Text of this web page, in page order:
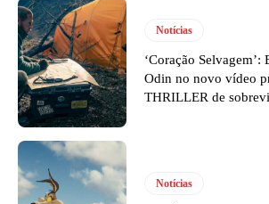
Notícias
‘Coração Selvagem’:
Odin no novo vídeo
THRILLER de
Notícias